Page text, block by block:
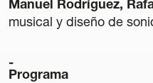
Manuel Rodríguez,
musical y diseño de
Programa